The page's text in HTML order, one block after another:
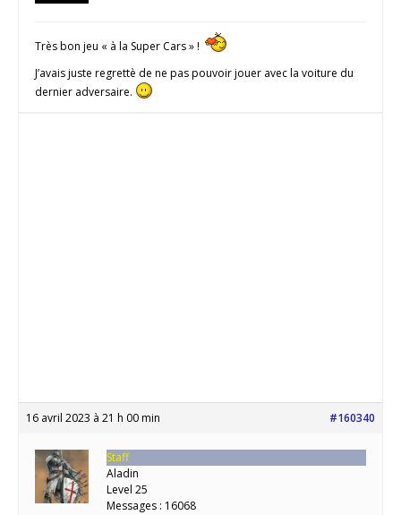
Très bon jeu « à la Super Cars » !
J’avais juste regrettè de ne pas pouvoir jouer avec la voiture du
dernier adversaire.
16 avril 2023 à 21 h 00 min #160340
Staff
Aladin
Level 25
Messages : 16068